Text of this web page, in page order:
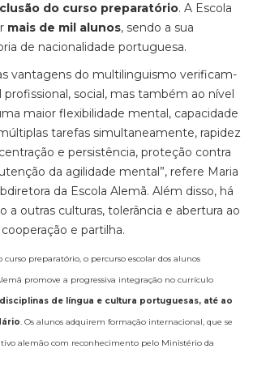
do curso preparatório. A Escola
mais de mil alunos, sendo a sua
de nacionalidade portuguesa.
vantagens do multilinguismo verificam-
profissional, social, mas também ao nível
maior flexibilidade mental, capacidade
tarefas simultaneamente, rapidez
e persistência, proteção contra
da agilidade mental”, refere Maria
da Escola Alemã. Além disso, há
a outras culturas, tolerância e abertura ao
e partilha.
curso preparatório, o percurso escolar dos alunos
promove a progressiva integração no currículo
disciplinas de língua e cultura portuguesas, até ao
. Os alunos adquirem formação internacional, que se
alemão com reconhecimento pelo Ministério da